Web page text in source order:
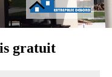
gratuit